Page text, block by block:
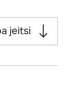
jeitsi